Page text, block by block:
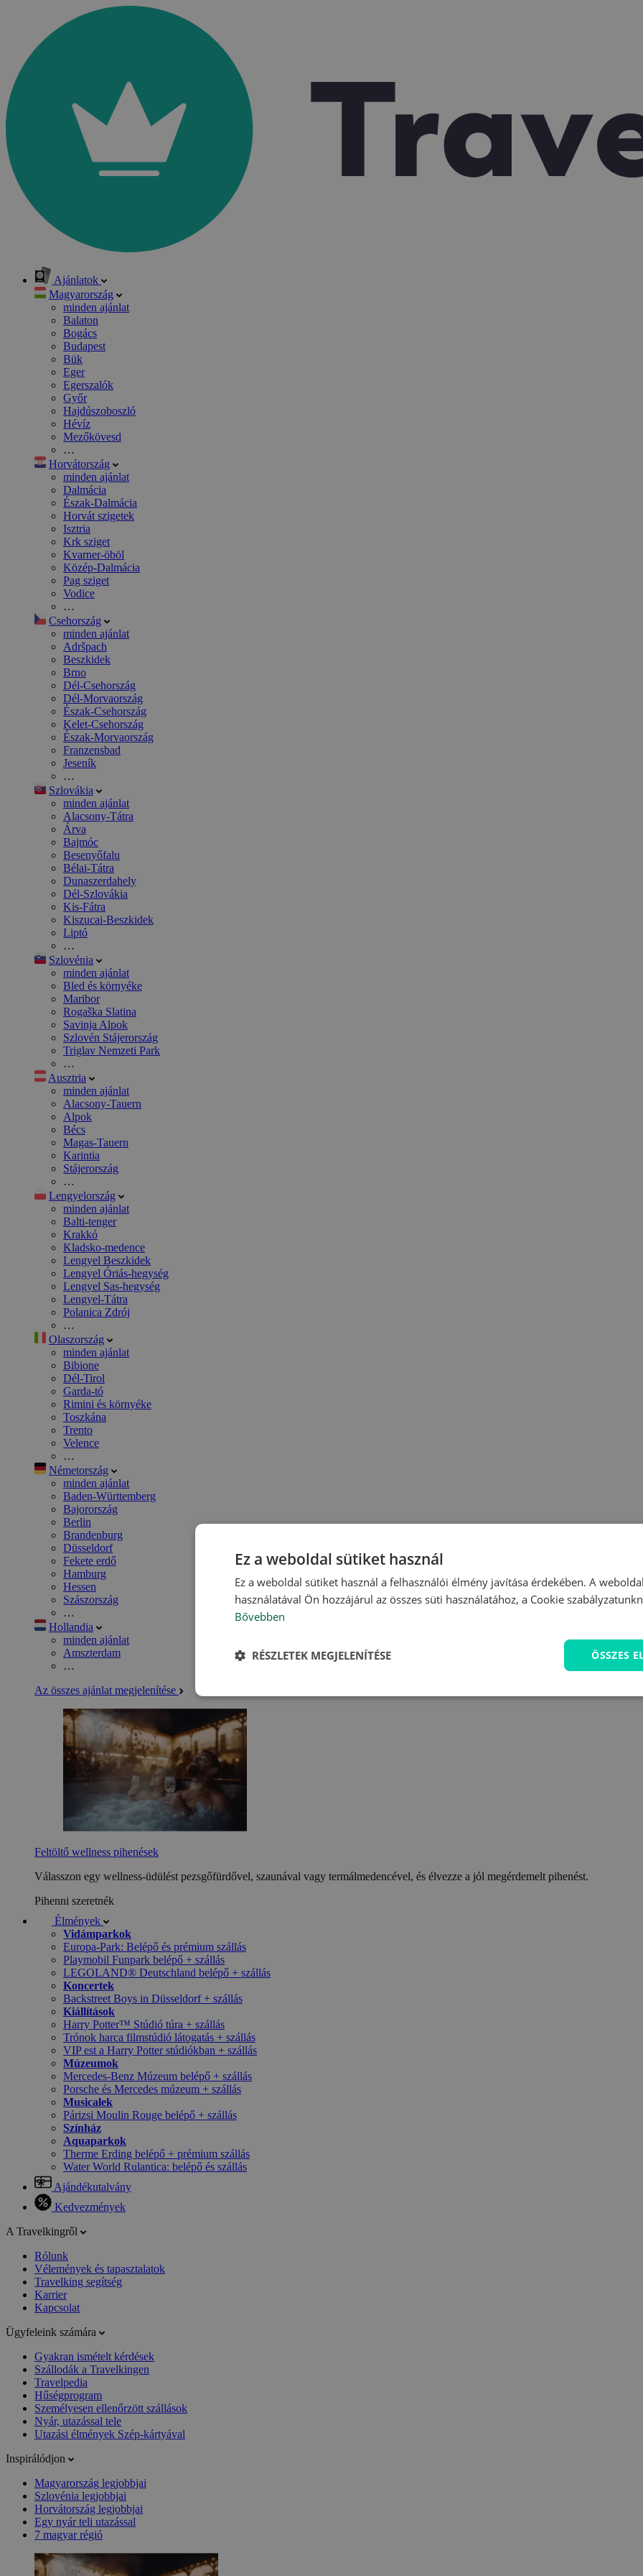
Ajánlatok
Magyarország
minden ajánlat
Balaton
Bogács
Budapest
Bük
Eger
Egerszalók
Győr
Hajdúszoboszló
Hévíz
Mezőkövesd
…
Horvátország
minden ajánlat
Dalmácia
Észak-Dalmácia
Horvát szigetek
Isztria
Krk sziget
Kvarner-öböl
Közép-Dalmácia
Pag sziget
Vodice
…
Csehország
minden ajánlat
Adršpach
Beszkidek
Brno
Dél-Csehország
Dél-Morvaország
Észak-Csehország
Kelet-Csehország
Észak-Morvaország
Franzensbad
Jeseník
…
Szlovákia
minden ajánlat
Alacsony-Tátra
Árva
Bajmóc
Besenyőfalu
Bélai-Tátra
Dunaszerdahely
Dél-Szlovákia
Kis-Fátra
Kiszucai-Beszkidek
Liptó
…
Szlovénia
minden ajánlat
Bled és környéke
Maribor
Rogaška Slatina
Savinja Alpok
Szlovén Stájerország
Triglav Nemzeti Park
…
Ausztria
minden ajánlat
Alacsony-Tauern
Alpok
Bécs
Magas-Tauern
Karintia
Stájerország
…
Lengyelország
minden ajánlat
Balti-tenger
Krakkó
Kladsko-medence
Lengyel Beszkidek
Lengyel Óriás-hegység
Lengyel Sas-hegység
Lengyel-Tátra
Polanica Zdrój
…
Olaszország
minden ajánlat
Bibione
Dél-Tirol
Garda-tó
Rimini és környéke
Toszkána
Trento
Velence
…
Németország
minden ajánlat
Baden-Württemberg
Bajorország
Berlin
Brandenburg
Düsseldorf
Fekete erdő
Hamburg
Hessen
Szászország
…
Hollandia
minden ajánlat
Amszterdam
…
Az összes ajánlat megjelenítése
Feltöltő wellness pihenések
Válasszon egy wellness-üdülést pezsgőfürdővel, szaunával vagy termálmedencével, és élvezze a jól megérdemelt pihenést.
Pihenni szeretnék
Élmények
Vidámparkok
Europa-Park: Belépő és prémium szállás
Playmobil Funpark belépő + szállás
LEGOLAND® Deutschland belépő + szállás
Koncertek
Backstreet Boys in Düsseldorf + szállás
Kiállítások
Harry Potter™ Stúdió túra + szállás
Trónok harca filmstúdió látogatás + szállás
VIP est a Harry Potter stúdiókban + szállás
Múzeumok
Mercedes-Benz Múzeum belépő + szállás
Porsche és Mercedes múzeum + szállás
Musicalek
Párizsi Moulin Rouge belépő + szállás
Színház
Aquaparkok
Therme Erding belépő + prémium szállás
Water World Rulantica: belépő és szállás
Ajándékutalvány
Kedvezmények
A Travelkingről
Rólunk
Vélemények és tapasztalatok
Travelking segítség
Karrier
Kapcsolat
Ügyfeleink számára
Gyakran ismételt kérdések
Szállodák a Travelkingen
Travelpedia
Hűségprogram
Személyesen ellenőrzött szállások
Nyár, utazással tele
Utazási élmények Szép-kártyával
Inspirálódjon
Magyarország legjobbjai
Szlovénia legjobbjai
Horvátország legjobbjai
Egy nyár teli utazással
7 magyar régió
Ez a weboldal sütiket használ
Ez a weboldal sütiket használ a felhasználói élmény javítása érdekében. A
használatával Ön hozzájárul az összes süti használatához, a Cookie
Bővebben
ÖSSZES
RÉSZLETEK MEGJELENÍTÉSE